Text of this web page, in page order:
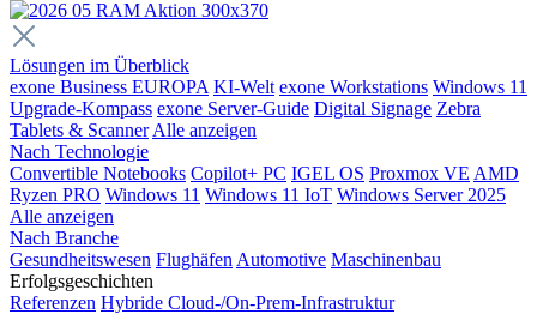
Lösungen im Überblick
exone Business EUROPA KI-Welt exone Workstations Windows 11
Upgrade-Kompass exone Server-Guide Digital Signage Zebra
Tablets & Scanner Alle anzeigen
Nach Technologie
Convertible Notebooks Copilot+ PC IGEL OS Proxmox VE AMD
Ryzen PRO Windows 11 Windows 11 IoT Windows Server 2025
Alle anzeigen
Nach Branche
Gesundheitswesen Flughäfen Automotive Maschinenbau
Erfolgsgeschichten
Referenzen Hybride Cloud-/On-Prem-Infrastruktur